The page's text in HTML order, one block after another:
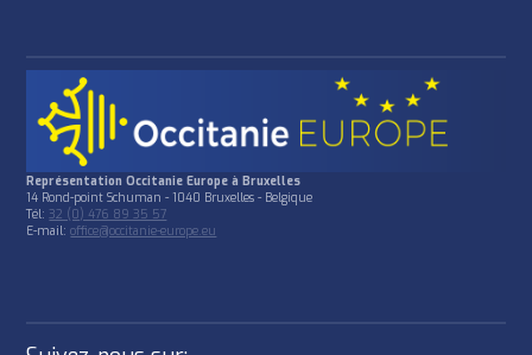
Représentation Occitanie Europe à Bruxelles
14 Rond-point Schuman - 1040 Bruxelles - Belgique
Tél:32 (0) 476 89 35 57
E-mail:office@occitanie-europe.eu